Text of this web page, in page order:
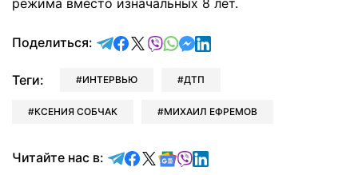
режима вместо изначальных 8 лет.
Поделиться: отправить в Telegram
поделиться в Facebook
поделиться в X
отправить в Viber
отправить в Whatsapp
отправить в Messenger
отправить в LinkedIn
Теги: ИНТЕРВЬЮ ДТП
КСЕНИЯ СОБЧАК МИХАИЛ ЕФРЕМОВ
Читайте нас в: Читайте в Telegram
Читайте в Facebook
Читайте в X
Читайте в Google news
Читайте в Viber
Читайте в LinkedIn